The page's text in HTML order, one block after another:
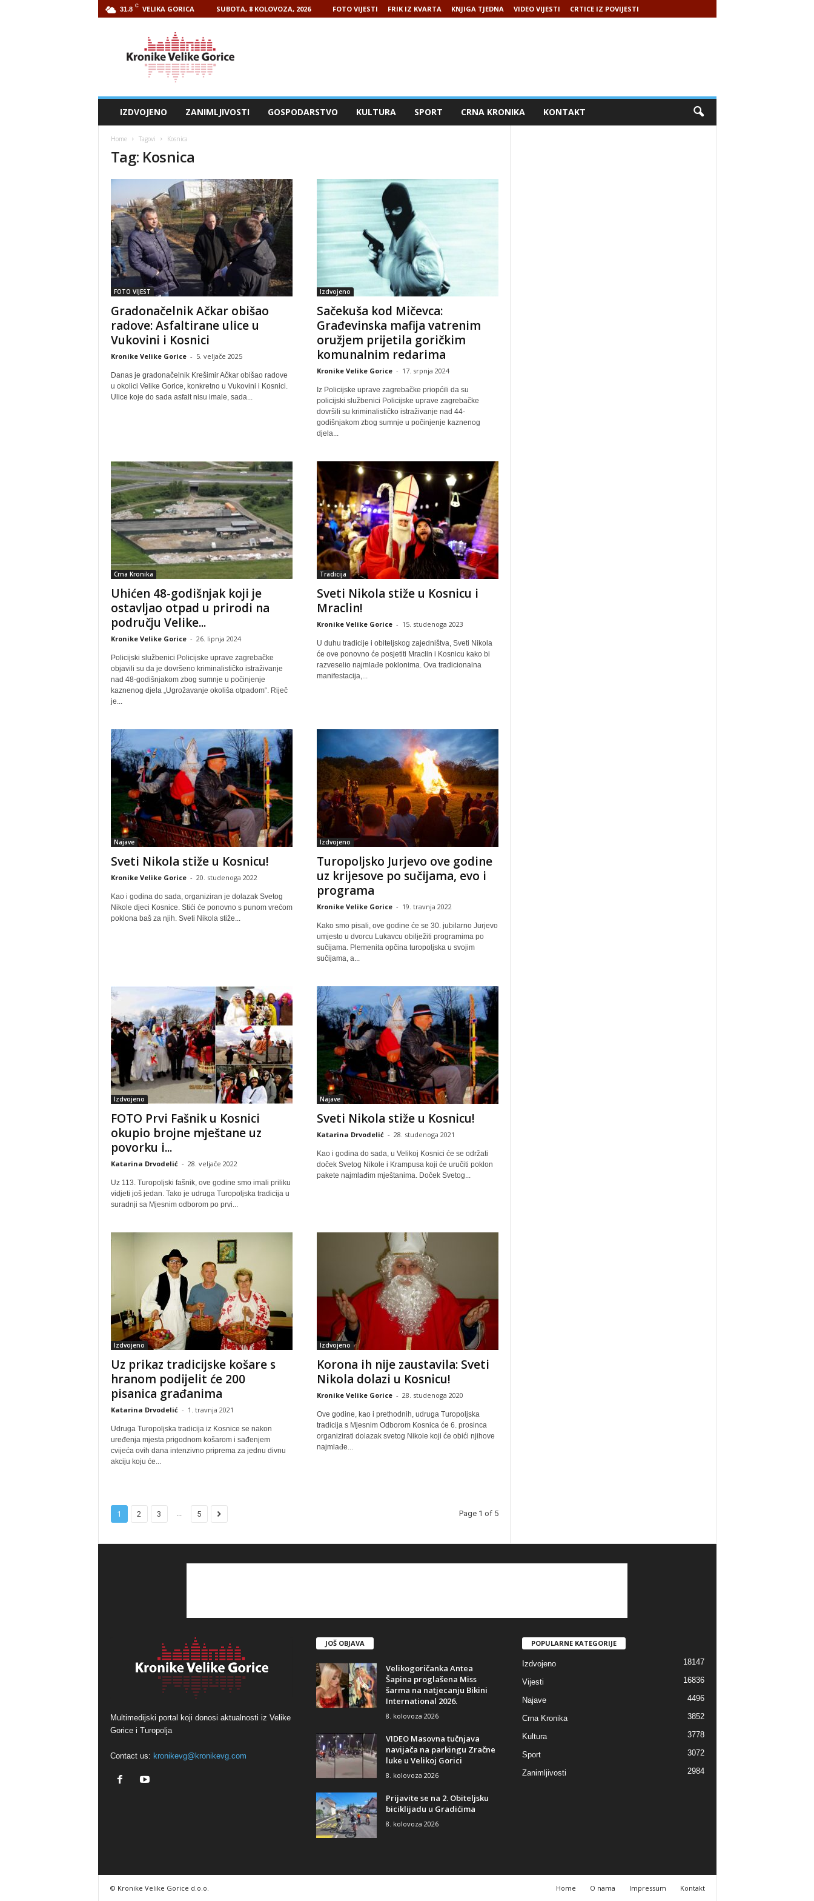
31.8 C VELIKA GORICA SUBOTA, 8 KOLOVOZA, 2026 FOTO VIJESTI FRIK IZ KVARTA KNJIGA TJEDNA VIDEO VIJESTI CRTICE IZ POVIJESTI
IZDVOJENO ZANIMLJIVOSTI GOSPODARSTVO KULTURA SPORT CRNA KRONIKA KONTAKT
Home Tagovi Kosnica
Tag: Kosnica
FOTO VIJEST
Gradonačelnik Ačkar obišao
radove: Asfaltirane ulice u
Vukovini i Kosnici
Kronike Velike Gorice - 5. veljače 2025
Danas je gradonačelnik Krešimir Ačkar obišao radove
u okolici Velike Gorice, konkretno u Vukovini i Kosnici.
Ulice koje do sada asfalt nisu imale, sada...
Izdvojeno
Sačekuša kod Mičevca:
Građevinska mafija vatrenim
oružjem prijetila goričkim
komunalnim redarima
Kronike Velike Gorice - 17. srpnja 2024
Iz Policijske uprave zagrebačke priopćili da su
policijski službenici Policijske uprave zagrebačke
dovršili su kriminalističko istraživanje nad 44-
godišnjakom zbog sumnje u počinjenje kaznenog
djela...
Crna Kronika
Uhićen 48-godišnjak koji je
ostavljao otpad u prirodi na
području Velike...
Kronike Velike Gorice - 26. lipnja 2024
Policijski službenici Policijske uprave zagrebačke
objavili su da je dovršeno kriminalističko istraživanje
nad 48-godišnjakom zbog sumnje u počinjenje
kaznenog djela „Ugrožavanje okoliša otpadom“. Riječ
je...
Tradicija
Sveti Nikola stiže u Kosnicu i
Mraclin!
Kronike Velike Gorice - 15. studenoga 2023
U duhu tradicije i obiteljskog zajedništva, Sveti Nikola
će ove ponovno će posjetiti Mraclin i Kosnicu kako bi
razveselio najmlađe poklonima. Ova tradicionalna
manifestacija,...
Najave
Sveti Nikola stiže u Kosnicu!
Kronike Velike Gorice - 20. studenoga 2022
Kao i godina do sada, organiziran je dolazak Svetog
Nikole djeci Kosnice. Stići će ponovno s punom vrećom
poklona baš za njih. Sveti Nikola stiže...
Izdvojeno
Turopoljsko Jurjevo ove godine
uz krijesove po sučijama, evo i
programa
Kronike Velike Gorice - 19. travnja 2022
Kako smo pisali, ove godine će se 30. jubilarno Jurjevo
umjesto u dvorcu Lukavcu obilježiti programima po
sučijama. Plemenita opčina turopoljska u svojim
sučijama, a...
Izdvojeno
FOTO Prvi Fašnik u Kosnici
okupio brojne mještane uz
povorku i...
Katarina Drvodelić - 28. veljače 2022
Uz 113. Turopoljski fašnik, ove godine smo imali priliku
vidjeti još jedan. Tako je udruga Turopoljska tradicija u
suradnji sa Mjesnim odborom po prvi...
Najave
Sveti Nikola stiže u Kosnicu!
Katarina Drvodelić - 28. studenoga 2021
Kao i godina do sada, u Velikoj Kosnici će se održati
doček Svetog Nikole i Krampusa koji će uručiti poklon
pakete najmlađim mještanima. Doček Svetog...
Izdvojeno
Uz prikaz tradicijske košare s
hranom podijelit će 200
pisanica građanima
Katarina Drvodelić - 1. travnja 2021
Udruga Turopoljska tradicija iz Kosnice se nakon
uređenja mjesta prigodnom košarom i sađenjem
cvijeća ovih dana intenzivno priprema za jednu divnu
akciju koju će...
Izdvojeno
Korona ih nije zaustavila: Sveti
Nikola dolazi u Kosnicu!
Kronike Velike Gorice - 28. studenoga 2020
Ove godine, kao i prethodnih, udruga Turopoljska
tradicija s Mjesnim Odborom Kosnica će 6. prosinca
organizirati dolazak svetog Nikole koji će obići njihove
najmlađe...
1 2 3 ... 5 Page 1 of 5
Multimedijski portal koji donosi aktualnosti iz Velike
Gorice i Turopolja
Contact us: kronikevg@kronikevg.com
JOŠ OBJAVA
Velikogoričanka Antea
Šapina proglašena Miss
šarma na natjecanju Bikini
International 2026.
8. kolovoza 2026
VIDEO Masovna tučnjava
navijača na parkingu Zračne
luke u Velikoj Gorici
8. kolovoza 2026
Prijavite se na 2. Obiteljsku
biciklijadu u Gradićima
8. kolovoza 2026
POPULARNE KATEGORIJE
Izdvojeno 18147
Vijesti 16836
Najave 4496
Crna Kronika 3852
Kultura 3778
Sport 3072
Zanimljivosti 2984
Home O nama Impressum Kontakt
© Kronike Velike Gorice d.o.o.